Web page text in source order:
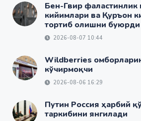
Бен-Гвир фаластинлик
кийимлари ва Қуръон
тортиб олишни буюрди
2026-08-07 10:44
Wildberries
кўчирмоқчи
2026-08-06 16:29
Путин Россия ҳарбий
таркибини янгилади